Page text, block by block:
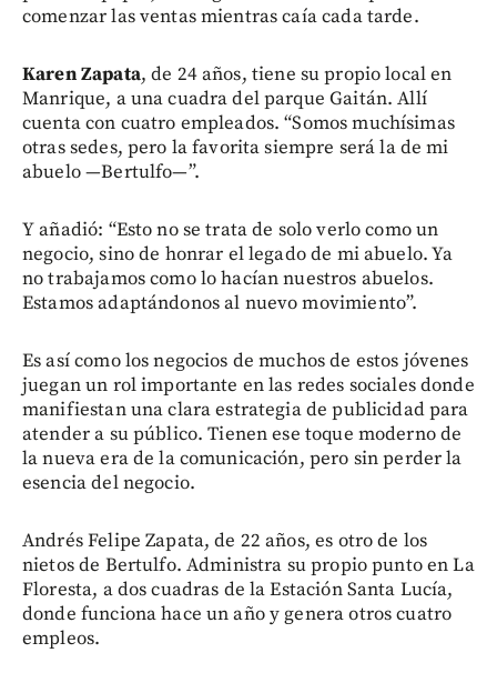
comenzar las ventas mientras caía cada tarde.
Karen Zapata, de 24 años, tiene su propio local en
Manrique, a una cuadra del parque Gaitán. Allí
cuenta con cuatro empleados. “Somos muchísimas
otras sedes, pero la favorita siempre será la de mi
abuelo —Bertulfo—”.
Y añadió: “Esto no se trata de solo verlo como un
negocio, sino de honrar el legado de mi abuelo. Ya
no trabajamos como lo hacían nuestros abuelos.
Estamos adaptándonos al nuevo movimiento”.
Es así como los negocios de muchos de estos jóvenes
juegan un rol importante en las redes sociales donde
manifiestan una clara estrategia de publicidad para
atender a su público. Tienen ese toque moderno de
la nueva era de la comunicación, pero sin perder la
esencia del negocio.
Andrés Felipe Zapata, de 22 años, es otro de los
nietos de Bertulfo. Administra su propio punto en La
Floresta, a dos cuadras de la Estación Santa Lucía,
donde funciona hace un año y genera otros cuatro
empleos.